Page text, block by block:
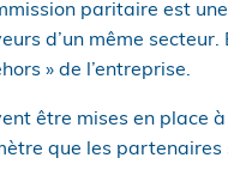
paritaire est
d’un même
» de l’entreprise.
être mises en place
que les partenaires